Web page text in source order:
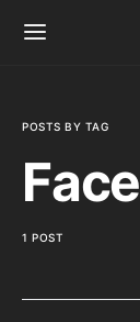
POSTS BY TAG
1 POST